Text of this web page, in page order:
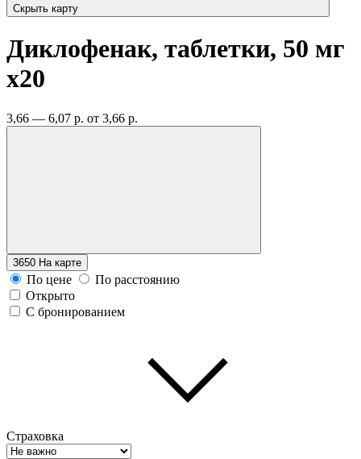
Скрыть карту
Диклофенак, таблетки, 50 мг
x20
3,66 — 6,07 р. от 3,66 р.
3650 На карте
По цене
По расстоянию
Открыто
С бронированием
Страховка